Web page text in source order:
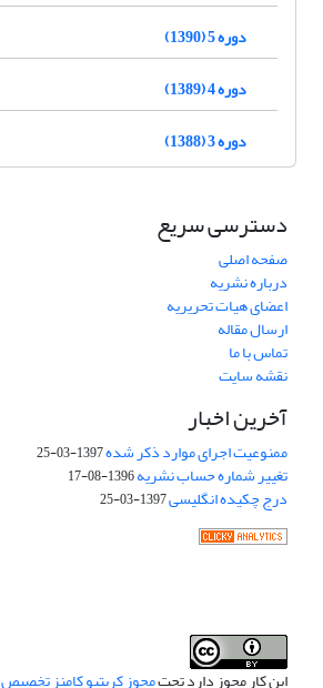
دوره 5 (1390)
دوره 4 (1389)
دوره 3 (1388)
دسترسی سریع
صفحه اصلی
درباره نشریه
اعضای هیات تحریریه
ارسال مقاله
تماس با ما
نقشه سایت
آخرین اخبار
ممنوعیت اجرای موارد ذکر شده1397-03-25
تغییر شماره حساب نشریه1396-08-17
درج چکیده انگلیسی1397-03-25
این کار مجوز دارد تحتمجوز کریتیو کامنز تخصیص 4.0 بین‌المللی